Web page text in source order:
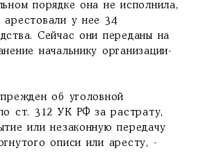
порядке она не исполнила,
арестовали у нее 34
Сейчас они переданы на
начальнику организации-
об уголовной
ст. 312 УК РФ за растрату,
или незаконную передачу
описи или аресту, -